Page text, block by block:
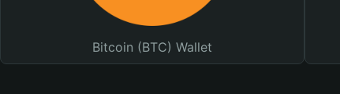
Bitcoin (BTC) Wallet